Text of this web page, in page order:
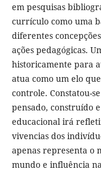
em pesquisas
currículo como uma
diferentes
ações pedagógicas.
historicamente para
atua como um elo
controle. Constatou-
pensado, construído
educacional irá
vivencias dos
apenas representa o
mundo e influência